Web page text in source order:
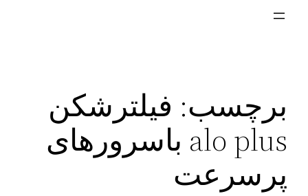
برچسب: فیلترشکن
alo plus باسرورهای
پرسرعت